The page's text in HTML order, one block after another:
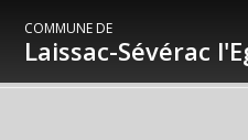
COMMUNE DE
Laissac-Sévérac